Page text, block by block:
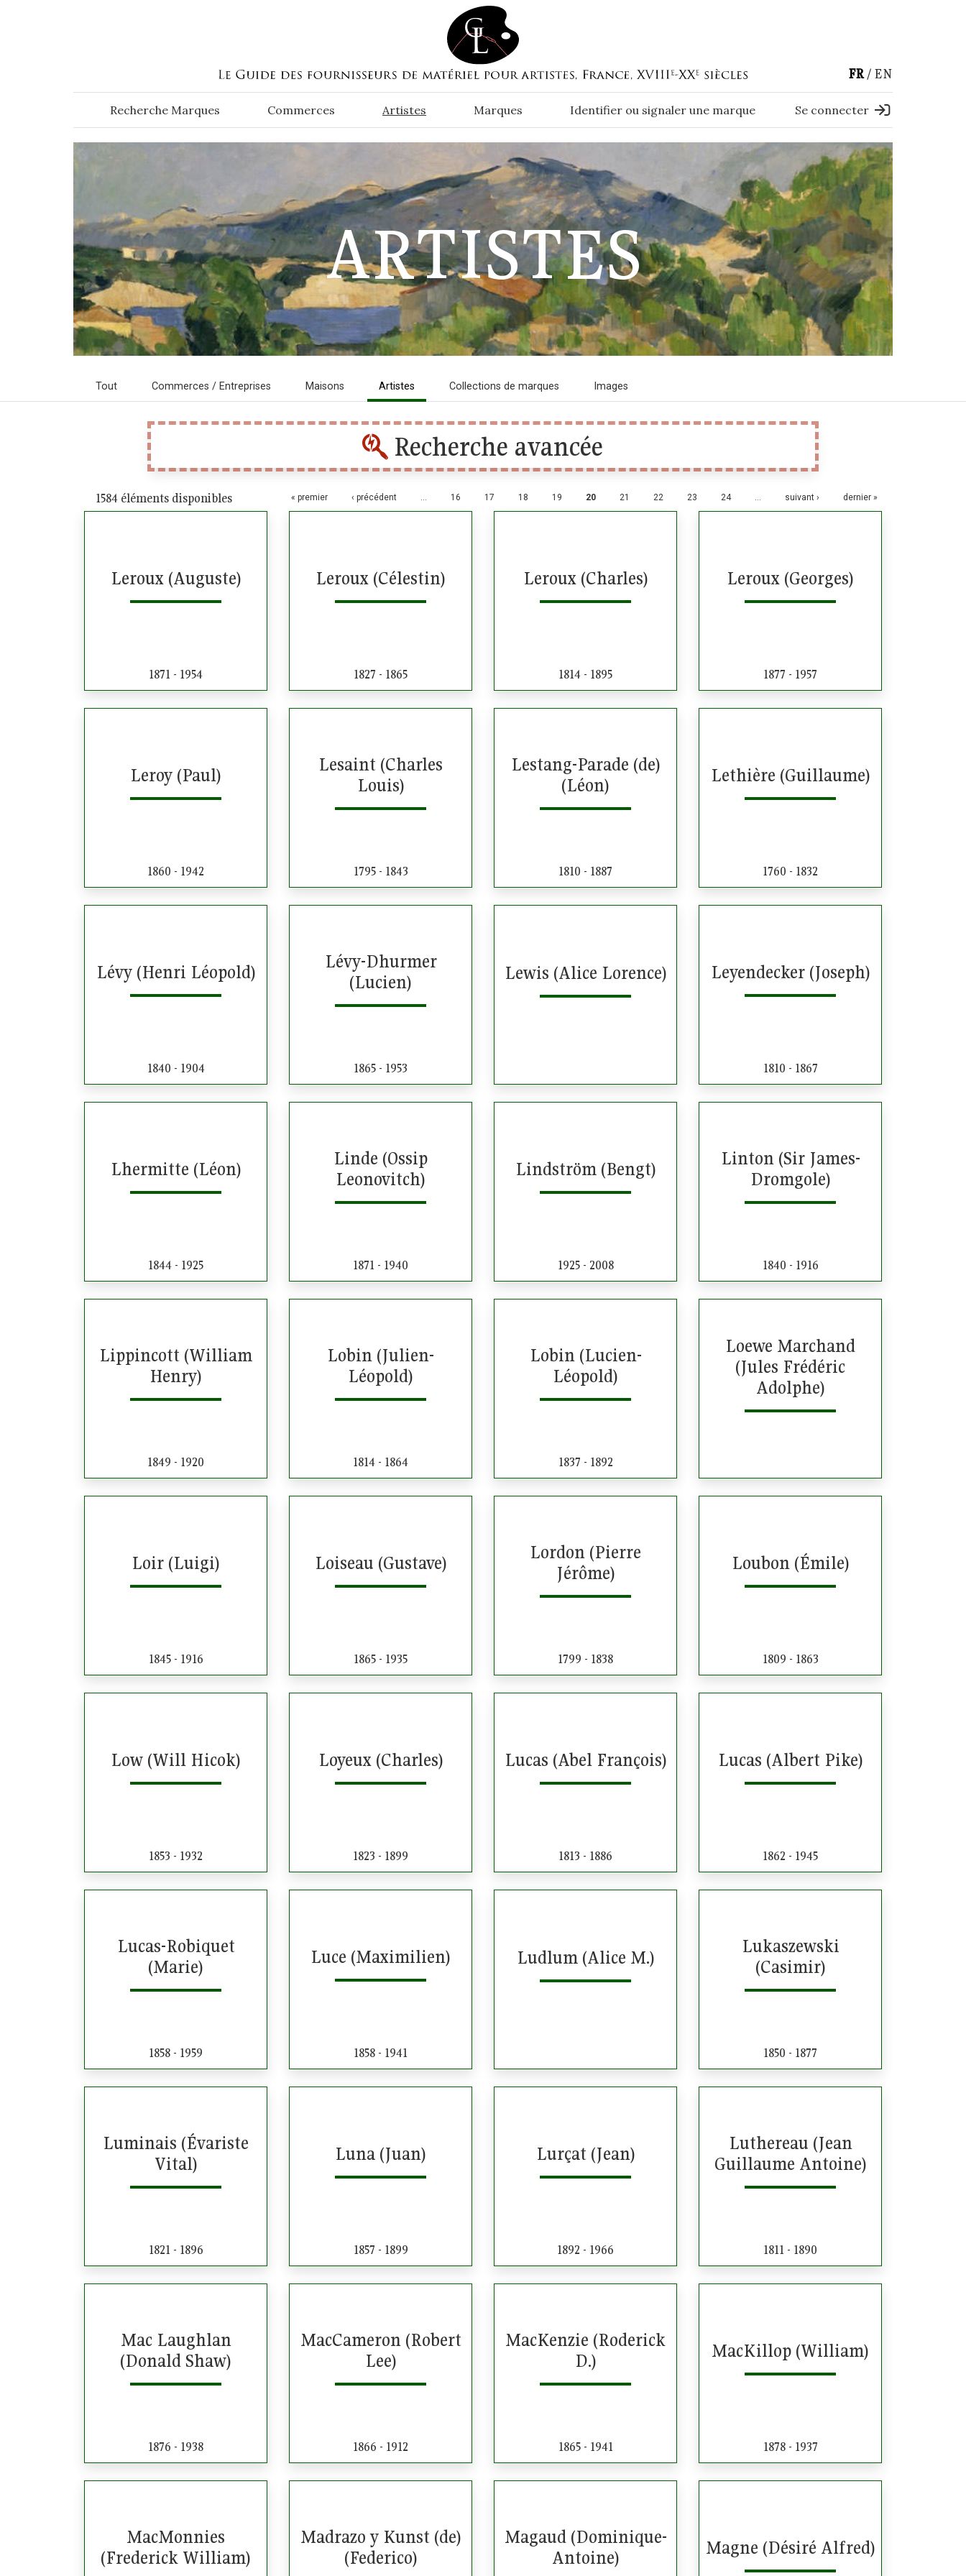
FR EN
Recherche Marques Commerces Artistes Marques Identifier ou signaler une marque Se connecter
ARTISTES
Tout Commerces / Entreprises Maisons Artistes Collections de marques Images
Recherche avancée
1584 éléments disponibles Pages
« premier ‹ précédent … 16 17 18 19 20 21 22 23 24 … suivant › dernier »
Leroux (Auguste)
1871 - 1954
Leroux (Célestin)
1827 - 1865
Leroux (Charles)
1814 - 1895
Leroux (Georges)
1877 - 1957
Leroy (Paul)
1860 - 1942
Lesaint (Charles
Louis)
1795 - 1843
Lestang-Parade (de)
(Léon)
1810 - 1887
Lethière (Guillaume)
1760 - 1832
Lévy (Henri Léopold)
1840 - 1904
Lévy-Dhurmer
(Lucien)
1865 - 1953
Lewis (Alice Lorence) Leyendecker (Joseph)
1810 - 1867
Lhermitte (Léon)
1844 - 1925
Linde (Ossip
Leonovitch)
1871 - 1940
Lindström (Bengt)
1925 - 2008
Linton (Sir James-
Dromgole)
1840 - 1916
Lippincott (William
Henry)
1849 - 1920
Lobin (Julien-
Léopold)
1814 - 1864
Lobin (Lucien-
Léopold)
1837 - 1892
Loewe Marchand
(Jules Frédéric
Adolphe)
Loir (Luigi)
1845 - 1916
Loiseau (Gustave)
1865 - 1935
Lordon (Pierre
Jérôme)
1799 - 1838
Loubon (Émile)
1809 - 1863
Low (Will Hicok)
1853 - 1932
Loyeux (Charles)
1823 - 1899
Lucas (Abel François)
1813 - 1886
Lucas (Albert Pike)
1862 - 1945
Lucas-Robiquet
(Marie)
1858 - 1959
Luce (Maximilien)
1858 - 1941
Ludlum (Alice M.)
Lukaszewski
(Casimir)
1850 - 1877
Luminais (Évariste
Vital)
1821 - 1896
Luna (Juan)
1857 - 1899
Lurçat (Jean)
1892 - 1966
Luthereau (Jean
Guillaume Antoine)
1811 - 1890
Mac Laughlan
(Donald Shaw)
1876 - 1938
MacCameron (Robert
Lee)
1866 - 1912
MacKenzie (Roderick
D.)
1865 - 1941
MacKillop (William)
1878 - 1937
MacMonnies
(Frederick William)
Madrazo y Kunst (de)
(Federico)
Magaud (Dominique-
Antoine)
Magne (Désiré Alfred)